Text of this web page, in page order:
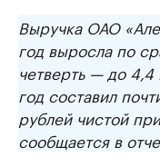
Выручка ОАО «
год выросла по
четверть — до
год составил
рублей чистой
сообщается в